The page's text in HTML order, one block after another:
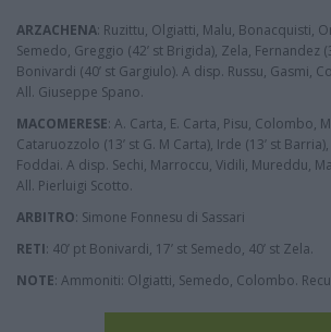
ARZACHENA: Ruzittu, Olgiatti, Malu, Bonacquisti,
Semedo, Greggio (42’ st Brigida), Zela, Fernandez
Bonivardi (40’ st Gargiulo). A disp. Russu, Gasmi,
All. Giuseppe Spano.
MACOMERESE: A. Carta, E. Carta, Pisu, Colombo,
Cataruozzolo (13’ st G. M Carta), Irde (13’ st
Foddai. A disp. Sechi, Marroccu, Vidili, Mureddu,
All. Pierluigi Scotto.
ARBITRO: Simone Fonnesu di Sassari
RETI: 40’ pt Bonivardi, 17’ st Semedo, 40’ st Zela.
NOTE: Ammoniti: Olgiatti, Semedo, Colombo.